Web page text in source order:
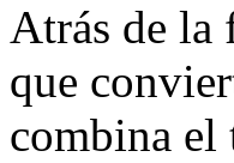
Atrás de la
que
combina el